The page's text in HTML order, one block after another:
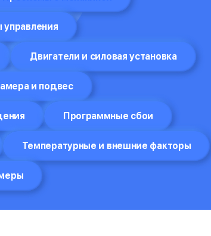
Двигатели и силовая установка
и подвес
Программные сбои
Температурные и внешние факторы